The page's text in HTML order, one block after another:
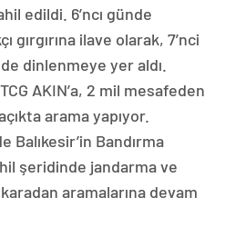
edildi. 6’ncı günde
gırgırına ilave olarak, 7’nci
dinlenmeye yer aldı.
AKIN’a, 2 mil mesafeden
arama yapıyor.
Balıkesir’in Bandırma
şeridinde jandarma ve
aramalarına devam